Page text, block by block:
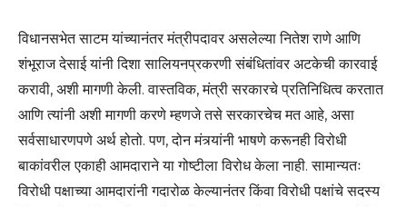
विधानसभेत साटम यांच्यानंतर मंत्रीपदावर असलेल्या नितेश राणे आणि
शंभूराज देसाई यांनी दिशा सालियनप्रकरणी संबंधितांवर अटकेची कारवाई
करावी, अशी मागणी केली. वास्तविक, मंत्री सरकारचे प्रतिनिधित्व करतात
आणि त्यांनी अशी मागणी करणे म्हणजे तसे सरकारचेच मत आहे, असा
सर्वसाधारणपणे अर्थ होतो. पण, दोन मंत्र्यांनी भाषणे करूनही विरोधी
बाकांवरील एकाही आमदाराने या गोष्टीला विरोध केला नाही. सामान्यतः
विरोधी पक्षाच्या आमदारांनी गदारोळ केल्यानंतर किंवा विरोधी पक्षांचे सदस्य